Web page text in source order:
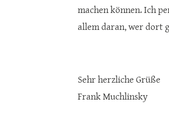
machen können. Ich
allem daran, wer dort
Sehr herzliche Grüße
Frank Muchlinsky